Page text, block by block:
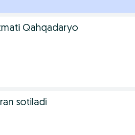
Qahqadaryo
sotiladi